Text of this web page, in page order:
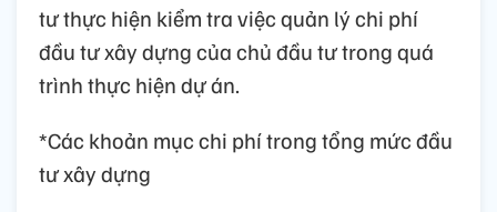
tư thực hiện kiểm tra việc quản lý chi phí
đầu tư xây dựng của chủ đầu tư trong quá
trình thực hiện dự án.
*Các khoản mục chi phí trong tổng mức đầu
tư xây dựng